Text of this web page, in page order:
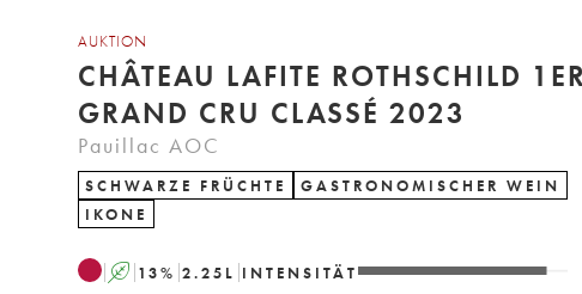
AUKTION
CHÂTEAU LAFITE ROTHSCHILD
GRAND CRU CLASSÉ 2023
Pauillac AOC
SCHWARZE FRÜCHTE
GASTRONOMISCHER WEIN
IKONE
A 13% 2.25 L INTENSITÄT